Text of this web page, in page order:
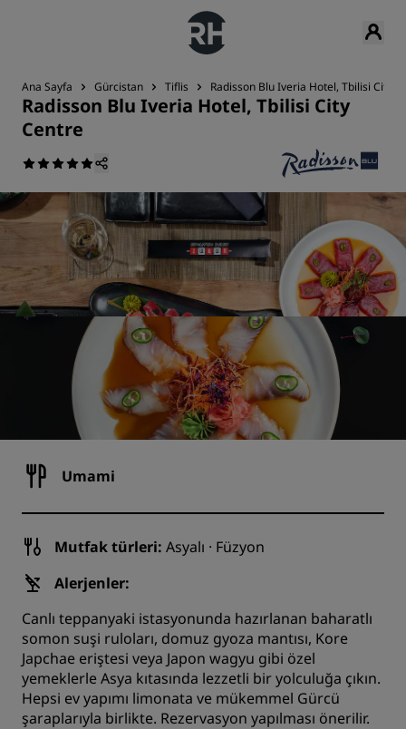
Ana Sayfa Gürcistan Tiflis Radisson Blu Iveria Hotel, Tbilisi City
Radisson Blu Iveria Hotel, Tbilisi City
Centre
Umami
Mutfak türleri: Asyalı · Füzyon
Alerjenler:
Canlı teppanyaki istasyonunda hazırlanan baharatlı
somon suşi ruloları, domuz gyoza mantısı, Kore
Japchae eriştesi veya Japon wagyu gibi özel
yemeklerle Asya kıtasında lezzetli bir yolculuğa çıkın.
Hepsi ev yapımı limonata ve mükemmel Gürcü
şaraplarıyla birlikte. Rezervasyon yapılması önerilir.